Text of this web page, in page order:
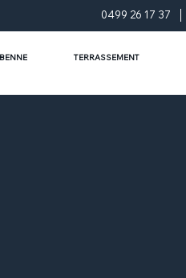
0499 26 17 37
TERRASSEMENT